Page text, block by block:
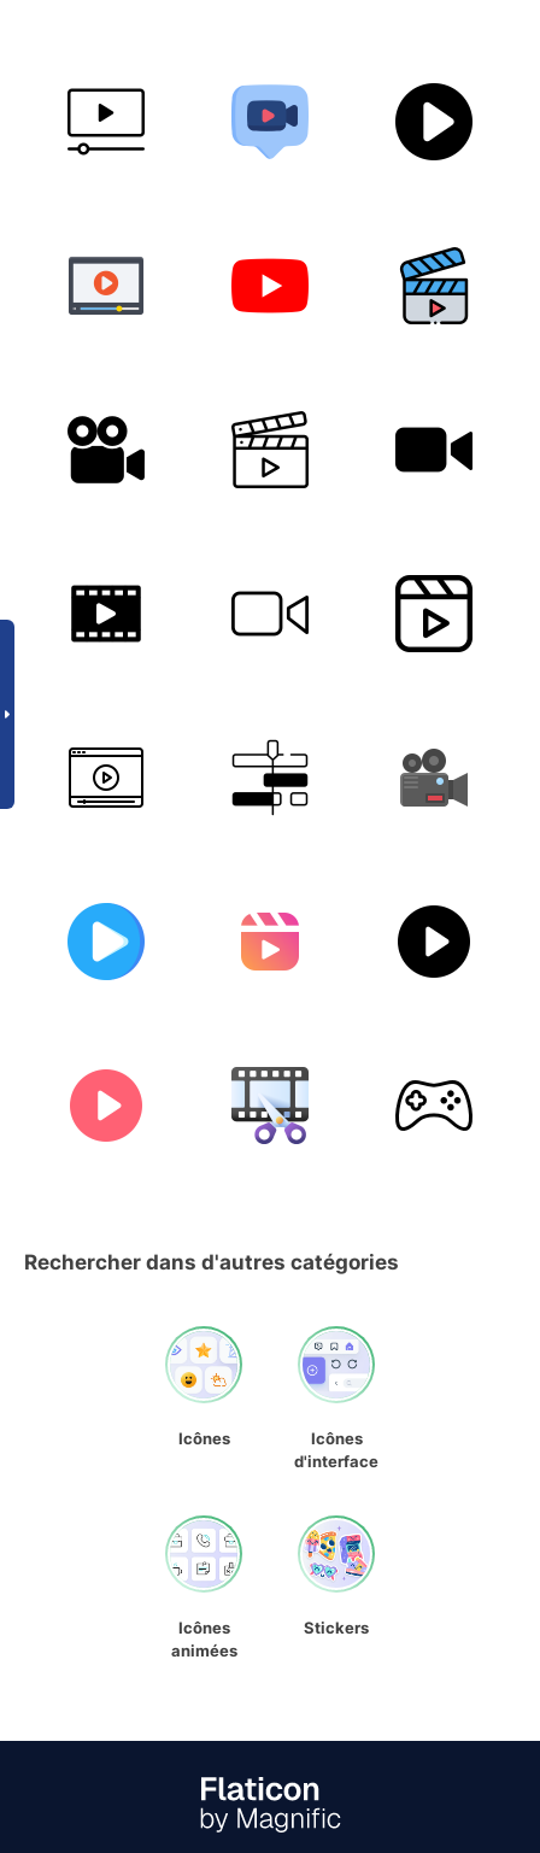
Rechercher dans d'autres catégories
Icônes
Icônes
d'interface
Icônes
animées
Stickers